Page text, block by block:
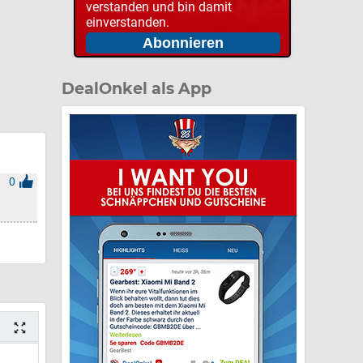
0
verstanden und bin damit
einverstanden.
DealOnkel als App